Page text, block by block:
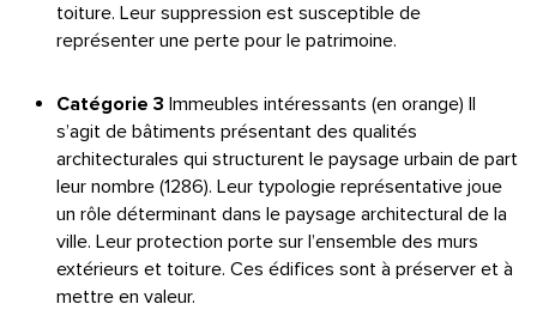
toiture. Leur suppression est susceptible de
représenter une perte pour le patrimoine.
Catégorie 3 Immeubles intéressants (en orange) Il
s’agit de bâtiments présentant des qualités
architecturales qui structurent le paysage urbain de part
leur nombre (1286). Leur typologie représentative joue
un rôle déterminant dans le paysage architectural de la
ville. Leur protection porte sur l’ensemble des murs
extérieurs et toiture. Ces édifices sont à préserver et à
mettre en valeur.